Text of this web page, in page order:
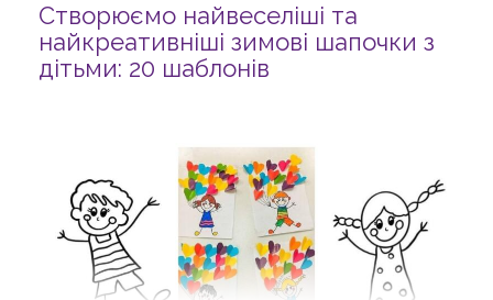
Створюємо найвеселіші та
найкреативніші зимові шапочки з
дітьми: 20 шаблонів